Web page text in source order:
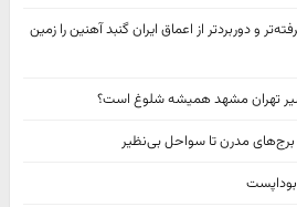
و دوربردتر از اعماق ایران گنبد آهنین را زمین
مسیر تهران مشهد همیشه شلوغ است؟
مدرن تا سواحل بی‌نظیر
بوداپست